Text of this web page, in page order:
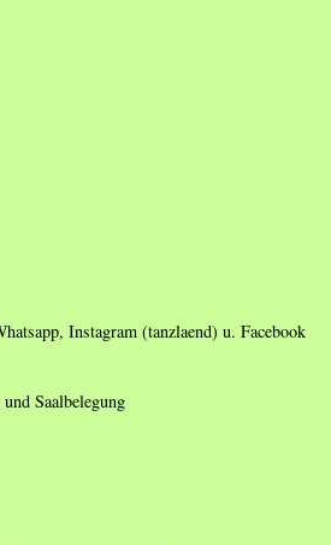
Instagram (tanzlaend) u. Facebook
Saalbelegung